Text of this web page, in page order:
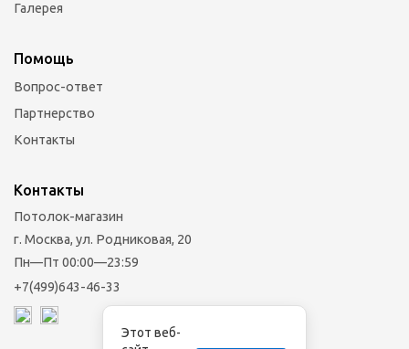
Галерея
Помощь
Вопрос-ответ
Партнерство
Контакты
Контакты
Потолок-магазин
г. Москва, ул. Родниковая, 20
Пн—Пт 00:00—23:59
+7(499)643-46-33
Этот веб-